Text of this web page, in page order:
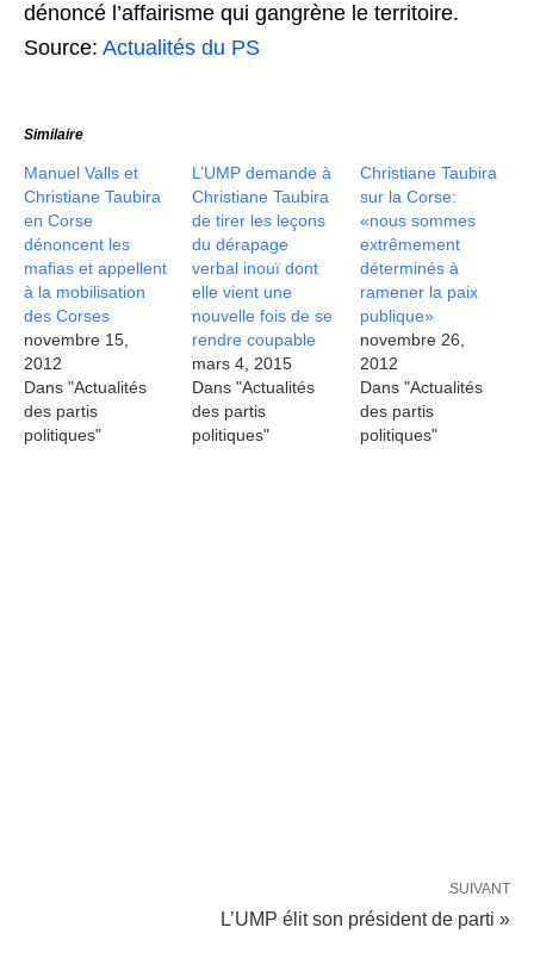
dénoncé l’affairisme qui gangrène le territoire.
Source: Actualités du PS
Similaire
Manuel Valls et
Christiane Taubira
en Corse
dénoncent les
mafias et appellent
à la mobilisation
des Corses
novembre 15,
2012
Dans "Actualités
des partis
politiques"
L’UMP demande à
Christiane Taubira
de tirer les leçons
du dérapage
verbal inouï dont
elle vient une
nouvelle fois de se
rendre coupable
mars 4, 2015
Dans "Actualités
des partis
politiques"
Christiane Taubira
sur la Corse:
«nous sommes
extrêmement
déterminés à
ramener la paix
publique»
novembre 26,
2012
Dans "Actualités
des partis
politiques"
SUIVANT
L’UMP élit son président de parti »